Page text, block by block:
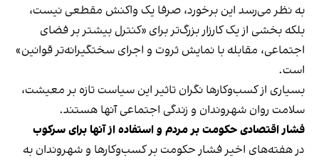
به نظر می‌رسد این برخورد، صرفا یک واکنش مقطعی نیست،
بلکه بخشی از یک کارزار بزرگ‌تر برای «کنترل بیشتر بر فضای
اجتماعی، مقابله با نمایش ثروت و اجرای سختگیرانه‌تر قوانین»
است.
بسیاری از کسب‌وکارها نگران تاثیر این سیاست‌ تازه بر معیشت،
سلامت روان شهروندان و زندگی اجتماعی آنها هستند.
فشار اقتصادی حکومت بر مردم و استفاده از آنها برای سرکوب
در هفته‌های اخیر فشار حکومت بر کسب‌وکارها و شهروندان به